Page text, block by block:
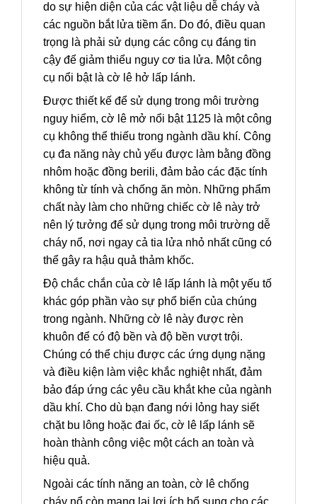
do sự hiện diện của các vật liệu dễ cháy và
các nguồn bắt lửa tiềm ẩn. Do đó, điều quan
trọng là phải sử dụng các công cụ đáng tin
cậy để giảm thiểu nguy cơ tia lửa. Một công
cụ nổi bật là cờ lê hở lấp lánh.
Được thiết kế để sử dụng trong môi trường
nguy hiểm, cờ lê mở nổi bật 1125 là một công
cụ không thể thiếu trong ngành dầu khí. Công
cụ đa năng này chủ yếu được làm bằng đồng
nhôm hoặc đồng berili, đảm bảo các đặc tính
không từ tính và chống ăn mòn. Những phẩm
chất này làm cho những chiếc cờ lê này trở
nên lý tưởng để sử dụng trong môi trường dễ
cháy nổ, nơi ngay cả tia lửa nhỏ nhất cũng có
thể gây ra hậu quả thảm khốc.
Độ chắc chắn của cờ lê lấp lánh là một yếu tố
khác góp phần vào sự phổ biến của chúng
trong ngành. Những cờ lê này được rèn
khuôn để có độ bền và độ bền vượt trội.
Chúng có thể chịu được các ứng dụng nặng
và điều kiện làm việc khắc nghiệt nhất, đảm
bảo đáp ứng các yêu cầu khắt khe của ngành
dầu khí. Cho dù bạn đang nới lỏng hay siết
chặt bu lông hoặc đai ốc, cờ lê lấp lánh sẽ
hoàn thành công việc một cách an toàn và
hiệu quả.
Ngoài các tính năng an toàn, cờ lê chống